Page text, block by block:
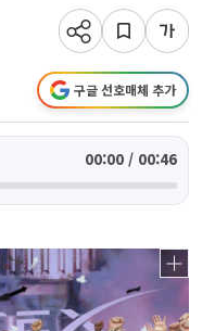
구글 선호매체 추가
00:00 / 00:46